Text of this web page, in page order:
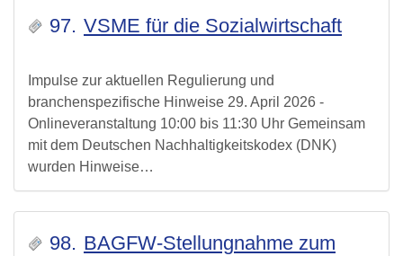
97. VSME für die Sozialwirtschaft
Impulse zur aktuellen Regulierung und
branchenspezifische Hinweise 29. April 2026 -
Onlineveranstaltung 10:00 bis 11:30 Uhr Gemeinsam
mit dem Deutschen Nachhaltigkeitskodex (DNK)
wurden Hinweise…
98. BAGFW-Stellungnahme zum